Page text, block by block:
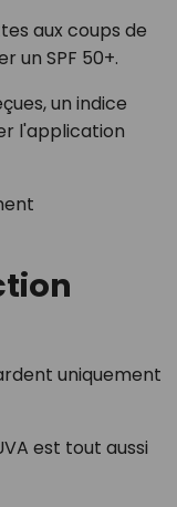
aux coups de
un SPF 50+.
un indice
l'application
uniquement
est tout aussi